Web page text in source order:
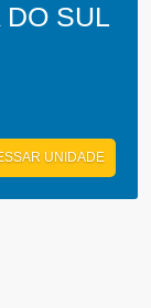
SUL
UNIDADE